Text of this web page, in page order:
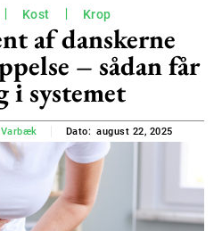
Kost Krop
af danskerne
– sådan får
i systemet
Dato: august 22, 2025